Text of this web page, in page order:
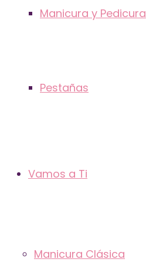
Manicura y Pedicura
Pestañas
Vamos a Ti
Manicura Clásica